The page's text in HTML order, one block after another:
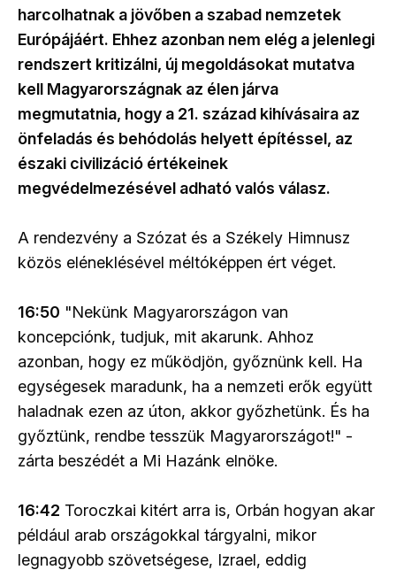
harcolhatnak a jövőben a szabad nemzetek
Európájáért. Ehhez azonban nem elég a jelenlegi
rendszert kritizálni, új megoldásokat mutatva
kell Magyarországnak az élen járva
megmutatnia, hogy a 21. század kihívásaira az
önfeladás és behódolás helyett építéssel, az
északi civilizáció értékeinek
megvédelmezésével adható valós válasz.
A rendezvény a Szózat és a Székely Himnusz
közös eléneklésével méltóképpen ért véget.
16:50 "Nekünk Magyarországon van
koncepciónk, tudjuk, mit akarunk. Ahhoz
azonban, hogy ez működjön, győznünk kell. Ha
egységesek maradunk, ha a nemzeti erők együtt
haladnak ezen az úton, akkor győzhetünk. És ha
győztünk, rendbe tesszük Magyarországot!" -
zárta beszédét a Mi Hazánk elnöke.
16:42 Toroczkai kitért arra is, Orbán hogyan akar
például arab országokkal tárgyalni, mikor
legnagyobb szövetségese, Izrael, eddig